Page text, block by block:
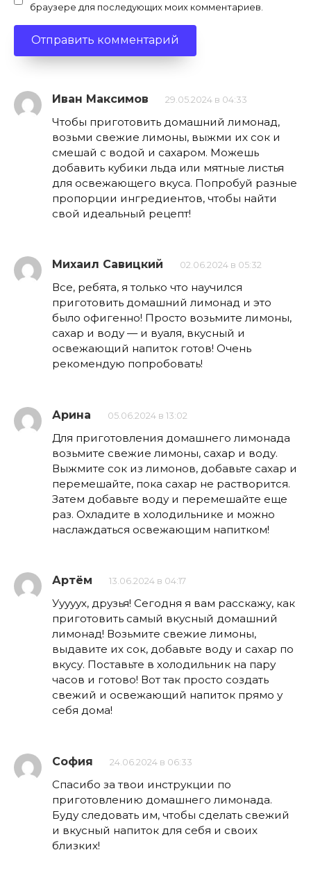
браузере для последующих моих комментариев.
Иван Максимов 29.05.2024 в 04:33
Чтобы приготовить домашний лимонад,
возьми свежие лимоны, выжми их сок и
смешай с водой и сахаром. Можешь
добавить кубики льда или мятные листья
для освежающего вкуса. Попробуй разные
пропорции ингредиентов, чтобы найти
свой идеальный рецепт!
Михаил Савицкий 02.06.2024 в 05:32
Все, ребята, я только что научился
приготовить домашний лимонад и это
было офигенно! Просто возьмите лимоны,
сахар и воду — и вуаля, вкусный и
освежающий напиток готов! Очень
рекомендую попробовать!
Арина 05.06.2024 в 13:02
Для приготовления домашнего лимонада
возьмите свежие лимоны, сахар и воду.
Выжмите сок из лимонов, добавьте сахар и
перемешайте, пока сахар не растворится.
Затем добавьте воду и перемешайте еще
раз. Охладите в холодильнике и можно
наслаждаться освежающим напитком!
Артём 13.06.2024 в 04:17
Ууууух, друзья! Сегодня я вам расскажу, как
приготовить самый вкусный домашний
лимонад! Возьмите свежие лимоны,
выдавите их сок, добавьте воду и сахар по
вкусу. Поставьте в холодильник на пару
часов и готово! Вот так просто создать
свежий и освежающий напиток прямо у
себя дома!
София 24.06.2024 в 06:33
Спасибо за твои инструкции по
приготовлению домашнего лимонада.
Буду следовать им, чтобы сделать свежий
и вкусный напиток для себя и своих
близких!